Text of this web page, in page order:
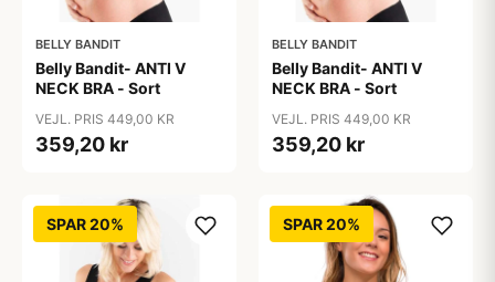
BELLY BANDIT
Belly Bandit- ANTI V
NECK BRA - Sort
VEJL. PRIS 449,00 KR
359,20 kr
BELLY BANDIT
Belly Bandit- ANTI V
NECK BRA - Sort
VEJL. PRIS 449,00 KR
359,20 kr
SPAR 20% SPAR 20%